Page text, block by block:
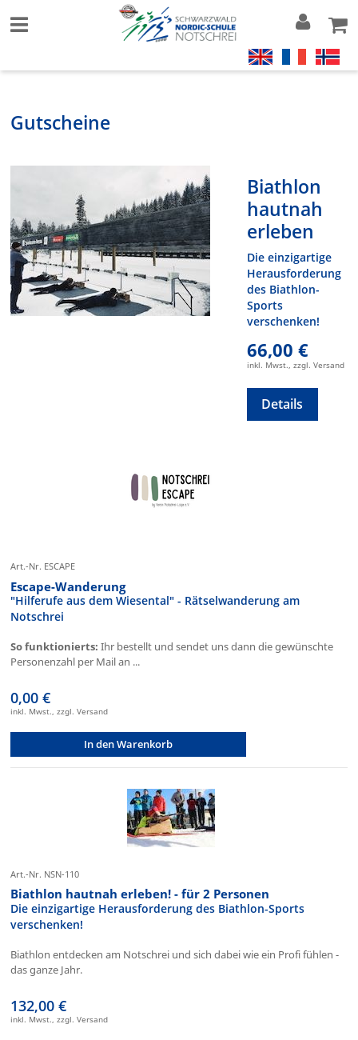
Gutscheine
Biathlon
hautnah
erleben
Die einzigartige
Herausforderung
des Biathlon-
Sports
verschenken!
66,00 €
inkl. Mwst., zzgl. Versand
Details
Art.-Nr. ESCAPE
Escape-Wanderung
"Hilferufe aus dem Wiesental" - Rätselwanderung am
Notschrei
So funktionierts: Ihr bestellt und sendet uns dann die gewünschte
Personenzahl per Mail an ...
0,00 €
inkl. Mwst., zzgl. Versand
In den Warenkorb
Art.-Nr. NSN-110
Biathlon hautnah erleben! - für 2 Personen
Die einzigartige Herausforderung des Biathlon-Sports
verschenken!
Biathlon entdecken am Notschrei und sich dabei wie ein Profi fühlen -
das ganze Jahr.
132,00 €
inkl. Mwst., zzgl. Versand